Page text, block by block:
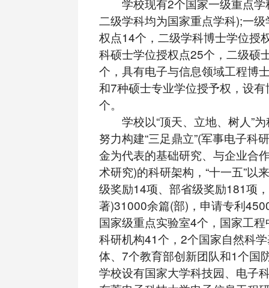
学校现有2个国家一级重点学
二级学科均为国家重点学科);一
权点14个，二级学科博士学位授
科硕士学位授权点25个，二级硕
个，具有电子与信息领域工程博
和7种硕士专业学位授予权，设
个。
学校以“顶天、立地、树人”为
努力构建“三足鼎立”(军事电子科
金为代表的基础研究、与企业合
术研究)的科研架构，“十一五”以
级奖励14项、部省级奖励181项
著)31000余篇(部)，申请专利
国家级重点实验室4个，国家工
科研机构41个，2个国家自然科
体、7个教育部创新团队和1个国
学校设有国家大学科技园、电子